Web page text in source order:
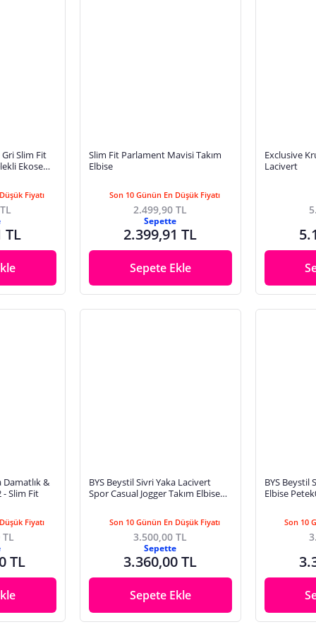
Slim Fit
Ekose
Fiyatı
TL
Slim Fit Parlament Mavisi Takım
Elbise
Son 10 Günün En Düşük Fiyatı
2.499,90 TL
Sepette
2.399,91 TL
Sepete Ekle
Exclusive
Lacivert
Damatlık &
- Slim Fit
Fiyatı
TL
BYS Beystil Sivri Yaka Lacivert
Spor Casual Jogger Takım Elbise
Son 10 Günün En Düşük Fiyatı
3.500,00 TL
Sepette
3.360,00 TL
Sepete Ekle
BYS Beystil
Elbise
Son 10